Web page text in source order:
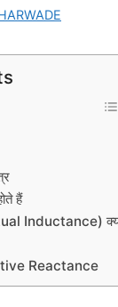
हैं
Inductance)
Reactance